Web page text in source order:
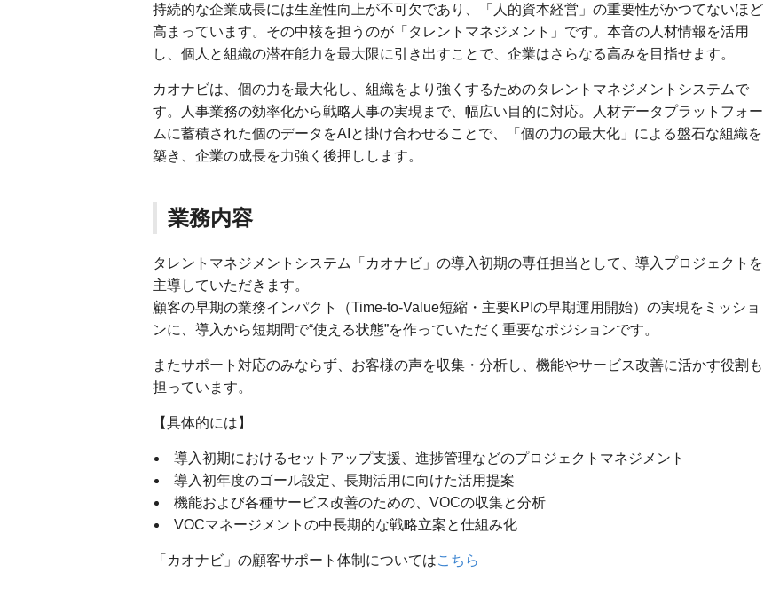
持続的な企業成長には生産性向上が不可欠であり、「人的資本経営」の重要性がかつてないほど
高まっています。その中核を担うのが「タレントマネジメント」です。本音の人材情報を活用
し、個人と組織の潜在能力を最大限に引き出すことで、企業はさらなる高みを目指せます。
カオナビは、個の力を最大化し、組織をより強くするためのタレントマネジメントシステムで
す。人事業務の効率化から戦略人事の実現まで、幅広い目的に対応。人材データプラットフォー
ムに蓄積された個のデータをAIと掛け合わせることで、「個の力の最大化」による盤石な組織を
築き、企業の成長を力強く後押しします。
業務内容
タレントマネジメントシステム「カオナビ」の導入初期の専任担当として、導入プロジェクトを
主導していただきます。
顧客の早期の業務インパクト（Time-to-Value短縮・主要KPIの早期運用開始）の実現をミッショ
ンに、導入から短期間で“使える状態”を作っていただく重要なポジションです。
またサポート対応のみならず、お客様の声を収集・分析し、機能やサービス改善に活かす役割も
担っています。
【具体的には】
導入初期におけるセットアップ支援、進捗管理などのプロジェクトマネジメント
導入初年度のゴール設定、長期活用に向けた活用提案
機能および各種サービス改善のための、VOCの収集と分析
VOCマネージメントの中長期的な戦略立案と仕組み化
「カオナビ」の顧客サポート体制についてはこちら